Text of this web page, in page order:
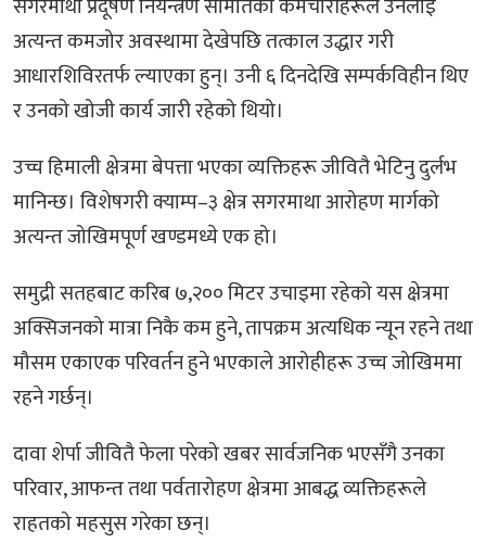
सगरमाथा प्रदूषण नियन्त्रण समितिका कर्मचारीहरूले उनलाई
अत्यन्त कमजोर अवस्थामा देखेपछि तत्काल उद्धार गरी
आधारशिविरतर्फ ल्याएका हुन्। उनी ६ दिनदेखि सम्पर्कविहीन थिए
र उनको खोजी कार्य जारी रहेको थियो।
उच्च हिमाली क्षेत्रमा बेपत्ता भएका व्यक्तिहरू जीवितै भेटिनु दुर्लभ
मानिन्छ। विशेषगरी क्याम्प–३ क्षेत्र सगरमाथा आरोहण मार्गको
अत्यन्त जोखिमपूर्ण खण्डमध्ये एक हो।
समुद्री सतहबाट करिब ७,२०० मिटर उचाइमा रहेको यस क्षेत्रमा
अक्सिजनको मात्रा निकै कम हुने, तापक्रम अत्यधिक न्यून रहने तथा
मौसम एकाएक परिवर्तन हुने भएकाले आरोहीहरू उच्च जोखिममा
रहने गर्छन्।
दावा शेर्पा जीवितै फेला परेको खबर सार्वजनिक भएसँगै उनका
परिवार, आफन्त तथा पर्वतारोहण क्षेत्रमा आबद्ध व्यक्तिहरूले
राहतको महसुस गरेका छन्।